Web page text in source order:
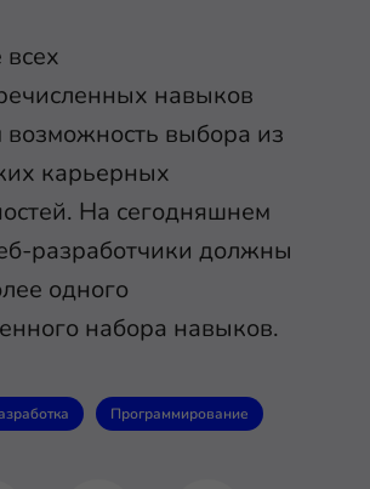
навыков
возможность выбора из
карьерных
На сегодняшнем
разработчики должны
одного
набора навыков.
Программирование